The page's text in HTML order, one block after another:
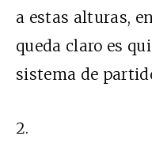
a estas alturas,
queda claro es
sistema de
2.